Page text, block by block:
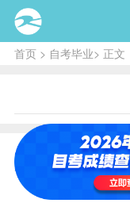
首页> 自考毕业> 正文